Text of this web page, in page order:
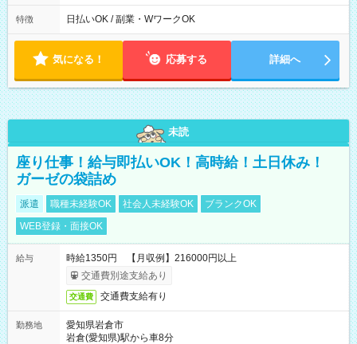
特徴 日払いOK / 副業・WワークOK
気になる！ 応募する 詳細へ
未読
座り仕事！給与即払いOK！高時給！土日休み！
ガーゼの袋詰め
派遣 職種未経験OK 社会人未経験OK
ブランクOK
WEB登録・面接OK
給与
時給1350円 【月収例】216000円以上
交通費別途支給あり
交通費 交通費支給有り
勤務地
愛知県岩倉市
岩倉(愛知県)駅から車8分